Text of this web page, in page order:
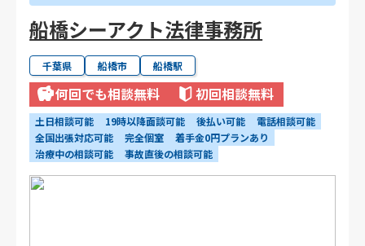
船橋シーアクト法律事務所
千葉県 船橋市 船橋駅
何回でも相談無料 初回相談無料
土日相談可能 19時以降面談可能 後払い可能
電話相談可能
全国出張対応可能
完全個室
着手金0円プランあり
治療中の相談可能
事故直後の相談可能